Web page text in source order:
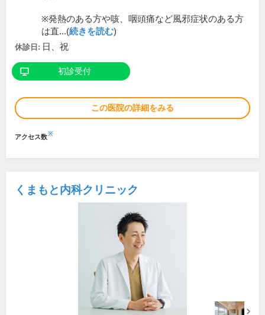
※発熱のある方や咳、咽頭痛など風邪症状のある方
は直...(続きを読む)
休診日: 日、祝
初診受付
この医院の詳細をみる
アクセス数※
くまもと内科クリニック